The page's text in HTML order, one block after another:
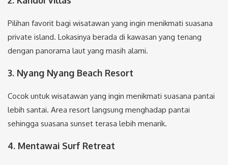
Pilihan favorit bagi wisatawan yang ingin menikmati suasana
private island. Lokasinya berada di kawasan yang tenang
dengan panorama laut yang masih alami.
3. Nyang Nyang Beach Resort
Cocok untuk wisatawan yang ingin menikmati suasana pantai
lebih santai. Area resort langsung menghadap pantai
sehingga suasana sunset terasa lebih menarik.
4. Mentawai Surf Retreat